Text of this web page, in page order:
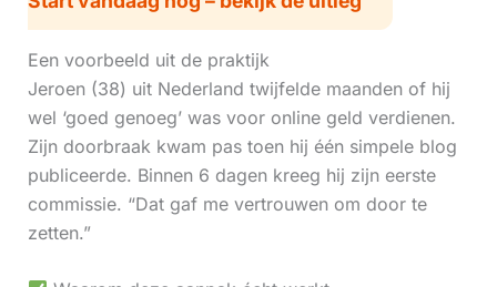
Een voorbeeld uit de praktijk
Jeroen (38) uit Nederland twijfelde maanden of hij
wel ‘goed genoeg’ was voor online geld verdienen.
Zijn doorbraak kwam pas toen hij één simpele blog
publiceerde. Binnen 6 dagen kreeg hij zijn eerste
commissie. “Dat gaf me vertrouwen om door te
zetten.”